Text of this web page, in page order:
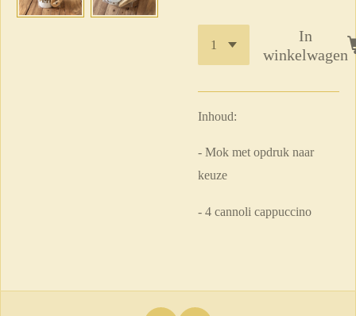
In
winkelwagen
Inhoud:
- Mok met opdruk naar
keuze
- 4 cannoli cappuccino